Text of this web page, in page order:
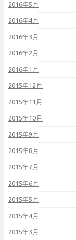
2016年5月
2016年4月
2016年3月
2016年2月
2016年1月
2015年12月
2015年11月
2015年10月
2015年9月
2015年8月
2015年7月
2015年6月
2015年5月
2015年4月
2015年3月